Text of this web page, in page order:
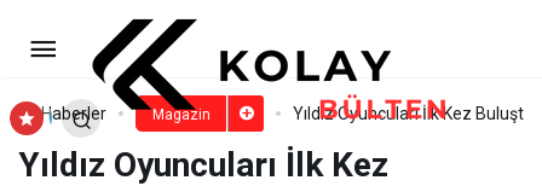
Haberler Magazin Yıldız Oyuncuları İlk Kez
Yıldız Oyuncuları İlk Kez
Ayşe Kök’ten Çarpıcı Yazı:
‘Eniştecilik – İhanet mi, Seçim mi?’
Yorum Yap Paylaş